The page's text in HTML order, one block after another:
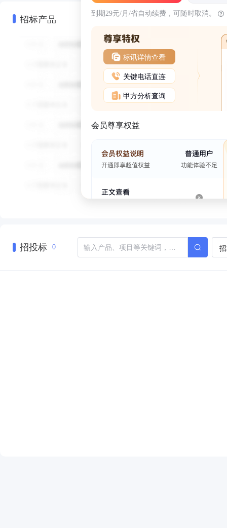
招标产品 到期29元/月/省自动续费，可随时取消。
标讯详情查看
关键电话直连
甲方分析查询
会员尊享权益
招投标 0